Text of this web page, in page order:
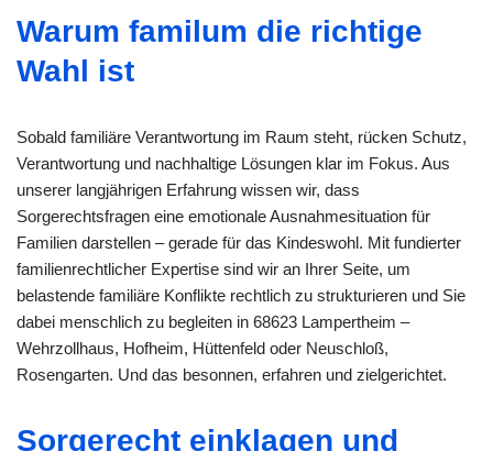
Warum familum die richtige
Wahl ist
Sobald familiäre Verantwortung im Raum steht, rücken Schutz,
Verantwortung und nachhaltige Lösungen klar im Fokus. Aus
unserer langjährigen Erfahrung wissen wir, dass
Sorgerechtsfragen eine emotionale Ausnahmesituation für
Familien darstellen – gerade für das Kindeswohl. Mit fundierter
familienrechtlicher Expertise sind wir an Ihrer Seite, um
belastende familiäre Konflikte rechtlich zu strukturieren und Sie
dabei menschlich zu begleiten in 68623 Lampertheim –
Wehrzollhaus, Hofheim, Hüttenfeld oder Neuschloß,
Rosengarten. Und das besonnen, erfahren und zielgerichtet.
Sorgerecht einklagen und